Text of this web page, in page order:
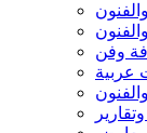
وفن
عربية